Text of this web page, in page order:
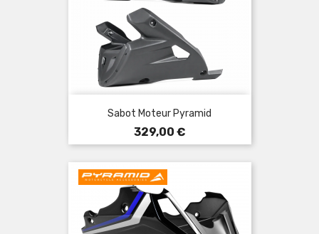
Sabot Moteur Pyramid
Prix
329,00 €